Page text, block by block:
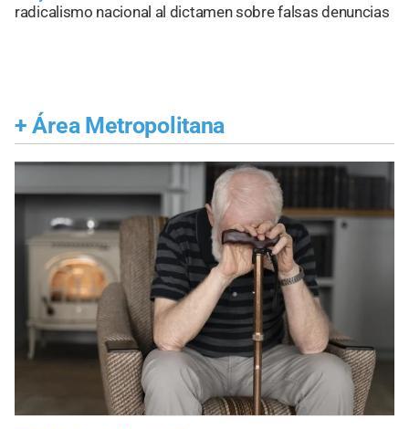
radicalismo nacional al dictamen sobre falsas denuncias
+ Área Metropolitana